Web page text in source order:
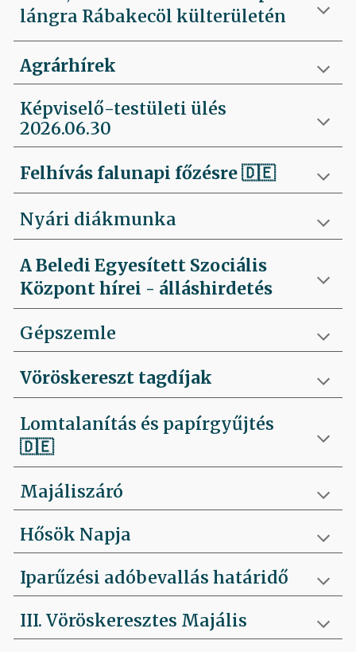
lángra Rábakecöl külterületén
Agrárhírek
Képviselő-testületi ülés
2026.06.30
Felhívás falunapi főzésre🇩🇪
Nyári diákmunka
A Beledi Egyesített Szociális
Központ hírei - álláshirdetés
Gépszemle
Vöröskereszt tagdíjak
Lomtalanítás és papírgyűjtés
🇩🇪
Majáliszáró
Hősök Napja
Iparűzési adóbevallás határidő
III. Vöröskeresztes Majális